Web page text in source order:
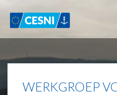
WERKGROEP